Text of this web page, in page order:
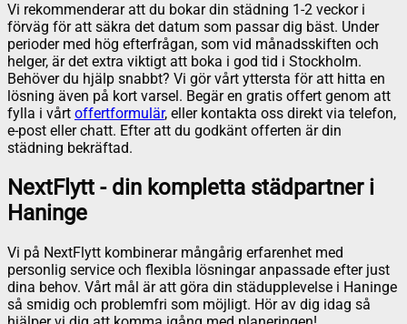
Vi rekommenderar att du bokar din städning 1-2 veckor i
förväg för att säkra det datum som passar dig bäst. Under
perioder med hög efterfrågan, som vid månadsskiften och
helger, är det extra viktigt att boka i god tid i Stockholm.
Behöver du hjälp snabbt? Vi gör vårt yttersta för att hitta en
lösning även på kort varsel. Begär en gratis offert genom att
fylla i vårt offertformulär, eller kontakta oss direkt via telefon,
e-post eller chatt. Efter att du godkänt offerten är din
städning bekräftad.
NextFlytt - din kompletta städpartner i
Haninge
Vi på NextFlytt kombinerar mångårig erfarenhet med
personlig service och flexibla lösningar anpassade efter just
dina behov. Vårt mål är att göra din städupplevelse i Haninge
så smidig och problemfri som möjligt. Hör av dig idag så